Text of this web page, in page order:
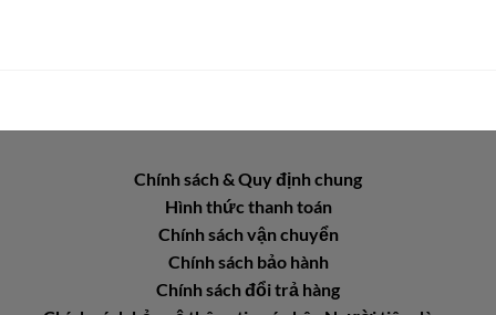
Chính sách & Quy định chung
Hình thức thanh toán
Chính sách vận chuyển
Chính sách bảo hành
Chính sách đổi trả hàng